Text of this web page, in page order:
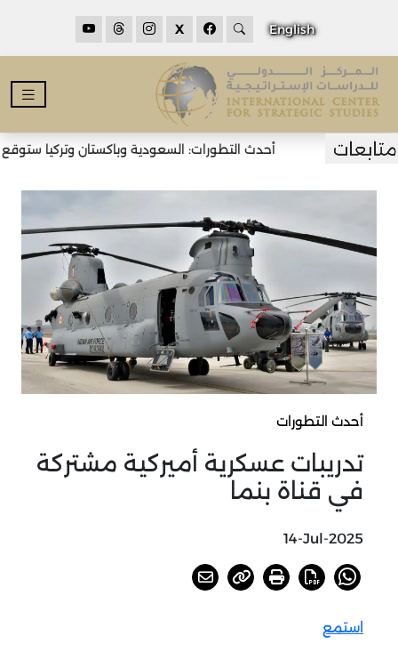
English
X
أحدث التطورات: السعودية وباكستان وتركيا ستوقع
أحدث التطورات
تدريبات عسكرية أميركية مشتركة
في قناة بنما
14-Jul-2025
استمع